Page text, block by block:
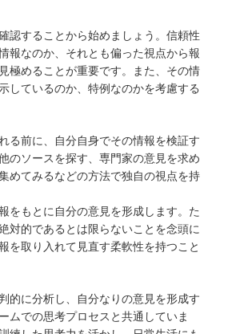
認することから始めましょう。信頼性
報なのか、それとも偏った視点から報
極めることが重要です。また、その情
しているのか、特例なのかを考慮する
る前に、自分自身でその情報を検証す
のソースを探す、専門家の意見を求め
めてみるなどの方法で独自の視点を持
をもとに自分の意見を形成します。た
対的であるとは限らないことを念頭に
を取り入れて見直す柔軟性を持つこと
的に分析し、自分なりの意見を形成す
ムでの思考プロセスと共通していま